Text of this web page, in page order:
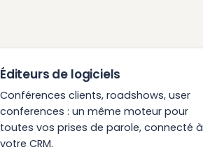
Éditeurs de logiciels
Conférences clients, roadshows, user
conferences : un même moteur pour
toutes vos prises de parole, connecté à
votre CRM.